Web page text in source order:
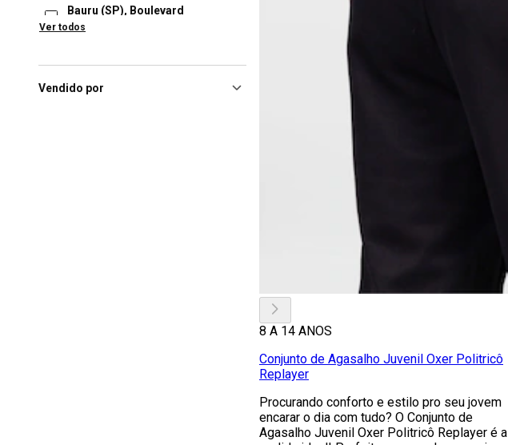
Bauru (SP), Boulevard
Bauru
Pátio Savassi
Ver todos
Vendido por
8 A 14 ANOS
Conjunto de Agasalho Juvenil Oxer Politricô
Replayer
Procurando conforto e estilo pro seu jovem
encarar o dia com tudo? O Conjunto de
Agasalho Juvenil Oxer Politricô Replayer é a